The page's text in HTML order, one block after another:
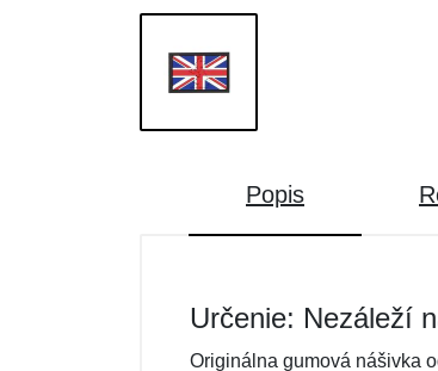
Popis
Určenie: Nezáleží
Originálna gumová nášivka